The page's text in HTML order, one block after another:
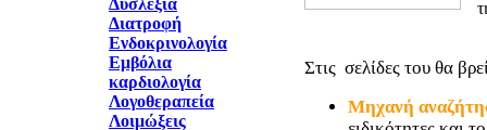
Δυσλεξία
Διατροφή
Ενδοκρινολογία
Εμβόλια
καρδιολογία
Λογοθεραπεία
Λοιμώξεις
Στις σελίδες του θα
Μηχανή